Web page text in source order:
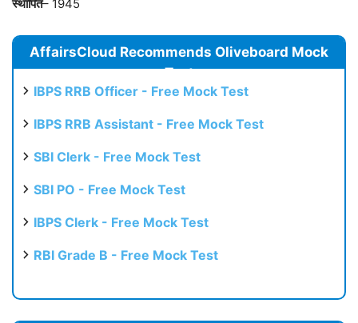
स्थापित– 1945
AffairsCloud Recommends Oliveboard Mock
Test
IBPS RRB Officer - Free Mock Test
IBPS RRB Assistant - Free Mock Test
SBI Clerk - Free Mock Test
SBI PO - Free Mock Test
IBPS Clerk - Free Mock Test
RBI Grade B - Free Mock Test